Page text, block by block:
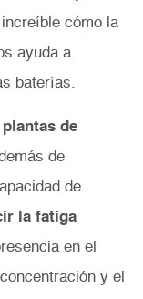
cómo la
ayuda a
baterías.
plantas de
de
de
la fatiga
en el
y el